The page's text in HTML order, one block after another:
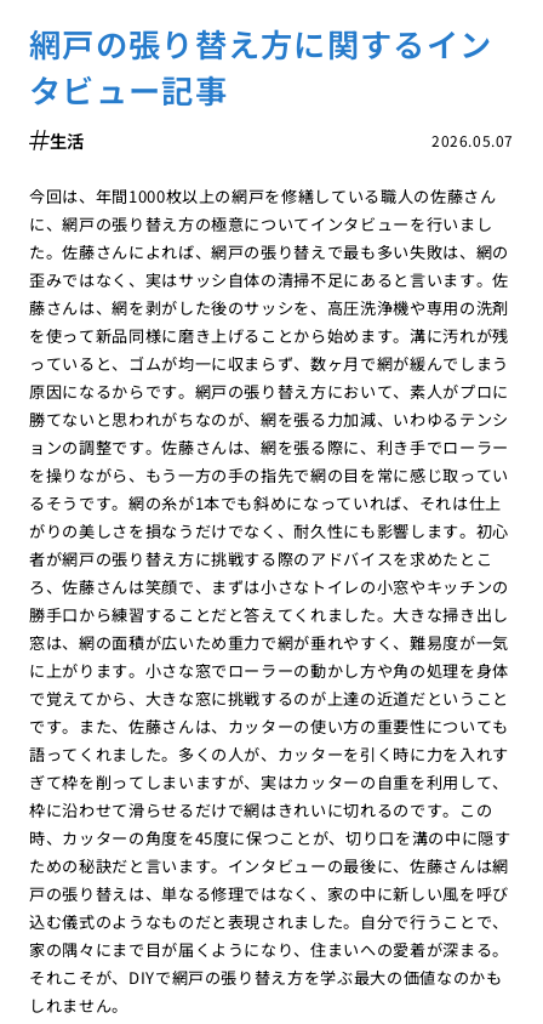
網戸の張り替え方に関するイン
タビュー記事
2026.05.07
生活
今回は、年間1000枚以上の網戸を修繕している職人の佐藤さん
に、網戸の張り替え方の極意についてインタビューを行いまし
た。佐藤さんによれば、網戸の張り替えで最も多い失敗は、網の
歪みではなく、実はサッシ自体の清掃不足にあると言います。佐
藤さんは、網を剥がした後のサッシを、高圧洗浄機や専用の洗剤
を使って新品同様に磨き上げることから始めます。溝に汚れが残
っていると、ゴムが均一に収まらず、数ヶ月で網が緩んでしまう
原因になるからです。網戸の張り替え方において、素人がプロに
勝てないと思われがちなのが、網を張る力加減、いわゆるテンシ
ョンの調整です。佐藤さんは、網を張る際に、利き手でローラー
を操りながら、もう一方の手の指先で網の目を常に感じ取ってい
るそうです。網の糸が1本でも斜めになっていれば、それは仕上
がりの美しさを損なうだけでなく、耐久性にも影響します。初心
者が網戸の張り替え方に挑戦する際のアドバイスを求めたとこ
ろ、佐藤さんは笑顔で、まずは小さなトイレの小窓やキッチンの
勝手口から練習することだと答えてくれました。大きな掃き出し
窓は、網の面積が広いため重力で網が垂れやすく、難易度が一気
に上がります。小さな窓でローラーの動かし方や角の処理を身体
で覚えてから、大きな窓に挑戦するのが上達の近道だということ
です。また、佐藤さんは、カッターの使い方の重要性についても
語ってくれました。多くの人が、カッターを引く時に力を入れす
ぎて枠を削ってしまいますが、実はカッターの自重を利用して、
枠に沿わせて滑らせるだけで網はきれいに切れるのです。この
時、カッターの角度を45度に保つことが、切り口を溝の中に隠す
ための秘訣だと言います。インタビューの最後に、佐藤さんは網
戸の張り替えは、単なる修理ではなく、家の中に新しい風を呼び
込む儀式のようなものだと表現されました。自分で行うことで、
家の隅々にまで目が届くようになり、住まいへの愛着が深まる。
それこそが、DIYで網戸の張り替え方を学ぶ最大の価値なのかも
しれません。